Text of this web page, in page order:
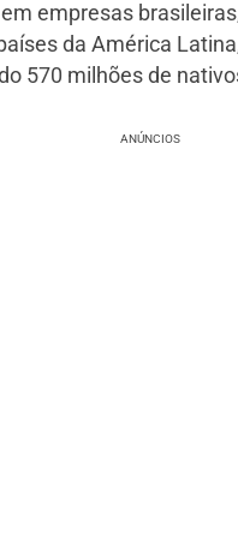
empresas
da América
570 milhões de
ANÚNCIOS